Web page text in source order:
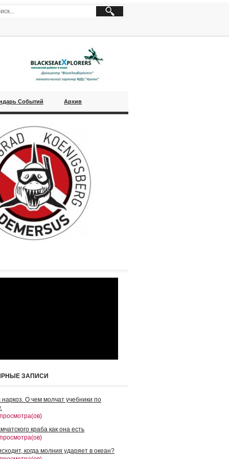
Событий Архив
ЗАПИСИ
О чем молчат учебники по
краба как она есть
когда молния ударяет в океан?